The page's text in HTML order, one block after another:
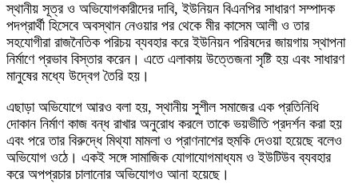
স্থানীয় সূত্র ও অভিযোগকারীদের দাবি, ইউনিয়ন বিএনপির সাধারণ সম্পাদক
পদপ্রার্থী হিসেবে অবস্থান নেওয়ার পর থেকে মীর কাসেম আলী ও তার
সহযোগীরা রাজনৈতিক পরিচয় ব্যবহার করে ইউনিয়ন পরিষদের জায়গায় স্থাপনা
নির্মাণে প্রভাব বিস্তার করেন। এতে এলাকায় উত্তেজনা সৃষ্টি হয় এবং সাধারণ
মানুষের মধ্যে উদ্বেগ তৈরি হয়।
এছাড়া অভিযোগে আরও বলা হয়, স্থানীয় সুশীল সমাজের এক প্রতিনিধি
দোকান নির্মাণ কাজ বন্ধ রাখার অনুরোধ করলে তাকে ভয়ভীতি প্রদর্শন করা হয়
এবং পরে তার বিরুদ্ধে মিথ্যা মামলা ও প্রাণনাশের হুমকি দেওয়া হয়েছে বলেও
অভিযোগ ওঠে। একই সঙ্গে সামাজিক যোগাযোগমাধ্যম ও ইউটিউব ব্যবহার
করে অপপ্রচার চালানোর অভিযোগও আনা হয়েছে।